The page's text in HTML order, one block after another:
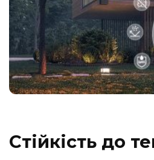
Стійкість до